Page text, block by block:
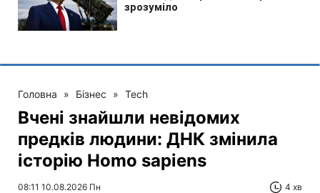
Головна » Бізнес » Tech
Вчені знайшли невідомих
предків людини: ДНК змінила
історію Homo sapiens
08:11 10.08.2026 Пн 4 хв